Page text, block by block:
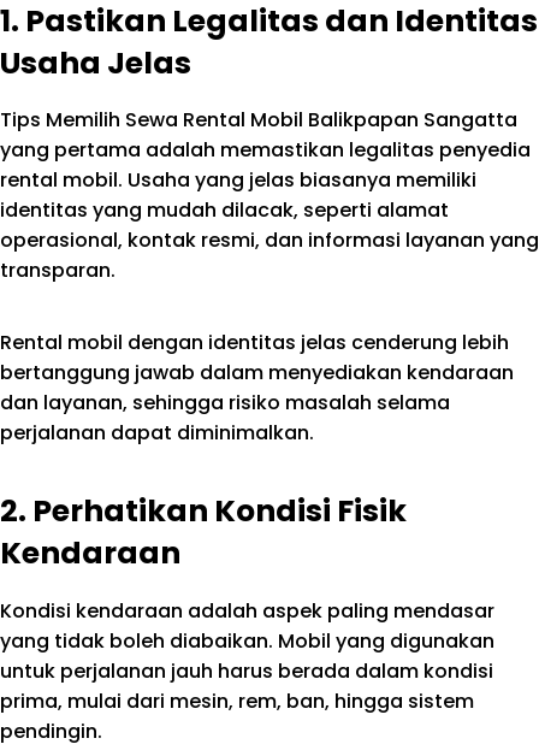
1. Pastikan Legalitas dan Identitas
Usaha Jelas
Tips Memilih Sewa Rental Mobil Balikpapan Sangatta
yang pertama adalah memastikan legalitas penyedia
rental mobil. Usaha yang jelas biasanya memiliki
identitas yang mudah dilacak, seperti alamat
operasional, kontak resmi, dan informasi layanan yang
transparan.
Rental mobil dengan identitas jelas cenderung lebih
bertanggung jawab dalam menyediakan kendaraan
dan layanan, sehingga risiko masalah selama
perjalanan dapat diminimalkan.
2. Perhatikan Kondisi Fisik
Kendaraan
Kondisi kendaraan adalah aspek paling mendasar
yang tidak boleh diabaikan. Mobil yang digunakan
untuk perjalanan jauh harus berada dalam kondisi
prima, mulai dari mesin, rem, ban, hingga sistem
pendingin.